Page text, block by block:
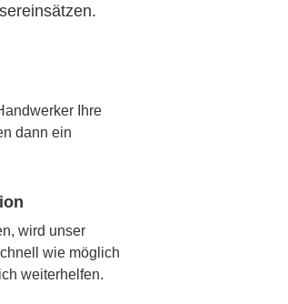
Ihre
dann ein
wird unser
wie möglich
weiterhelfen.